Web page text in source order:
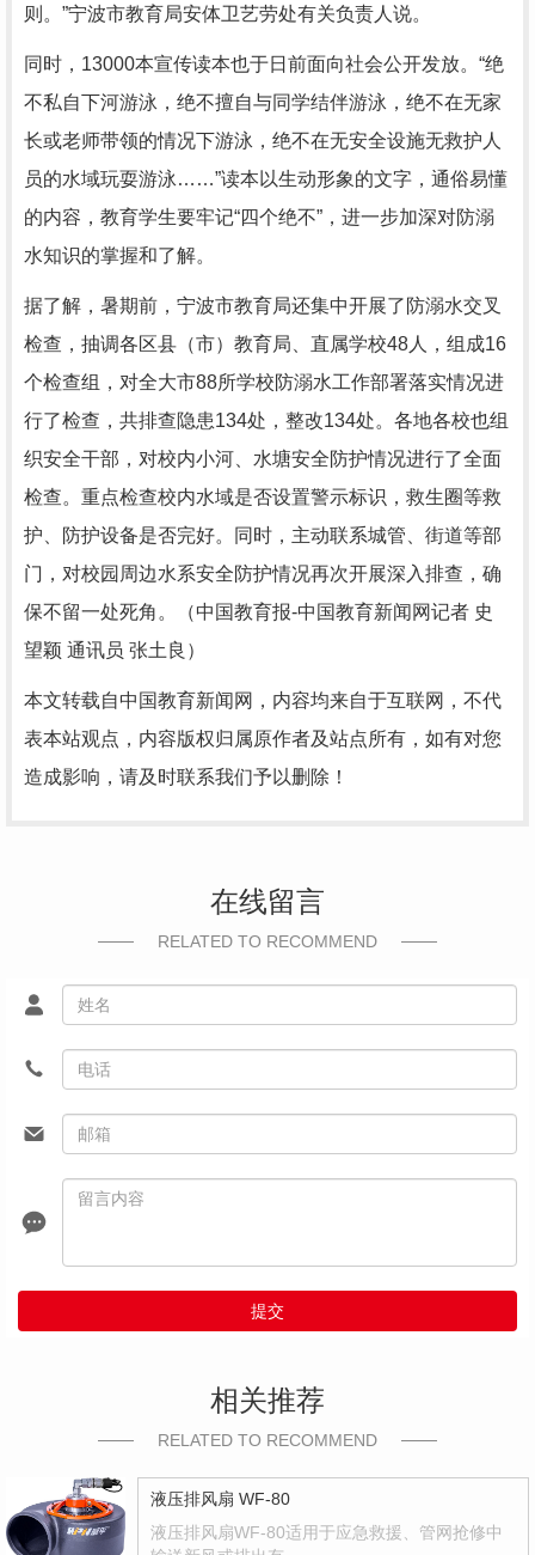
则。”宁波市教育局安体卫艺劳处有关负责人说。
同时，13000本宣传读本也于日前面向社会公开发放。“绝
不私自下河游泳，绝不擅自与同学结伴游泳，绝不在无家
长或老师带领的情况下游泳，绝不在无安全设施无救护人
员的水域玩耍游泳……”读本以生动形象的文字，通俗易懂
的内容，教育学生要牢记“四个绝不”，进一步加深对防溺
水知识的掌握和了解。
据了解，暑期前，宁波市教育局还集中开展了防溺水交叉
检查，抽调各区县（市）教育局、直属学校48人，组成16
个检查组，对全大市88所学校防溺水工作部署落实情况进
行了检查，共排查隐患134处，整改134处。各地各校也组
织安全干部，对校内小河、水塘安全防护情况进行了全面
检查。重点检查校内水域是否设置警示标识，救生圈等救
护、防护设备是否完好。同时，主动联系城管、街道等部
门，对校园周边水系安全防护情况再次开展深入排查，确
保不留一处死角。（中国教育报-中国教育新闻网记者 史
望颖 通讯员 张土良）
本文转载自中国教育新闻网，内容均来自于互联网，不代
表本站观点，内容版权归属原作者及站点所有，如有对您
造成影响，请及时联系我们予以删除！
在线留言
RELATED TO RECOMMEND
提交
相关推荐
RELATED TO RECOMMEND
液压排风扇 WF-80
液压排风扇WF-80适用于应急救援、管网抢修中